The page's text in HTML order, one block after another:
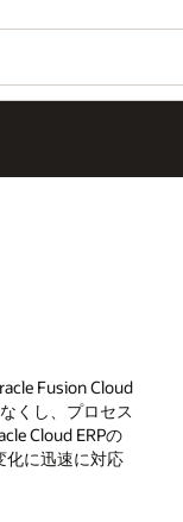
Fusion Cloud
くし、プロセス
Cloud ERPの
化に迅速に対応